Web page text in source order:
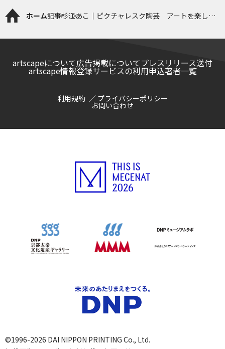
ホーム記事杉江あこ｜ピクチャレスク陶芸 アートを楽しむ
artscapeについて広告掲載についてプレスリリース送付
artscape情報登録サービスの利用申込著者一覧
利用規約 プライバシーポリシー
お問い合わせ
©1996-2026 DAI NIPPON PRINTING Co., Ltd.